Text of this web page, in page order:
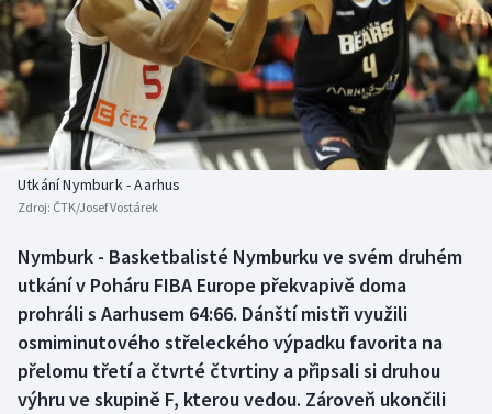
Americký fotbal
Baseball a softbal
Basketbal
Biatlon
Box
Curling
Dostihy
NEPŘEHLÉDNĚTE
Soutěže
Historické návraty
Aplikace ČT sport
Utkání Nymburk - Aarhus
Zdroj: ČTK/Josef Vostárek
Nymburk - Basketbalisté Nymburku ve svém druhém
utkání v Poháru FIBA Europe překvapivě doma
prohráli s Aarhusem 64:66. Dánští mistři využili
osmiminutového střeleckého výpadku favorita na
přelomu třetí a čtvrté čtvrtiny a připsali si druhou
výhru ve skupině F, kterou vedou. Zároveň ukončili